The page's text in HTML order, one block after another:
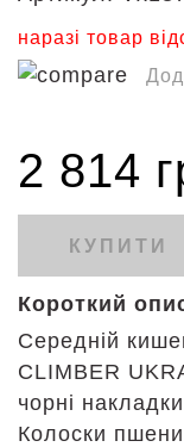
наразі товар
2 814
КУПИТИ
Короткий
Середній
CLIMBER
чорні
Колоски